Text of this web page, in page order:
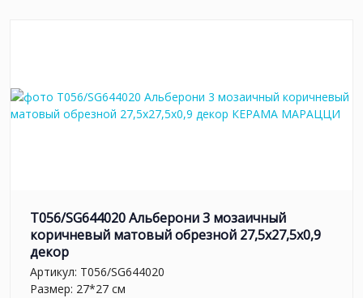
T056/SG644020 Альберони 3 мозаичный
коричневый матовый обрезной 27,5x27,5x0,9
декор
Артикул: T056/SG644020
Размер: 27*27 см